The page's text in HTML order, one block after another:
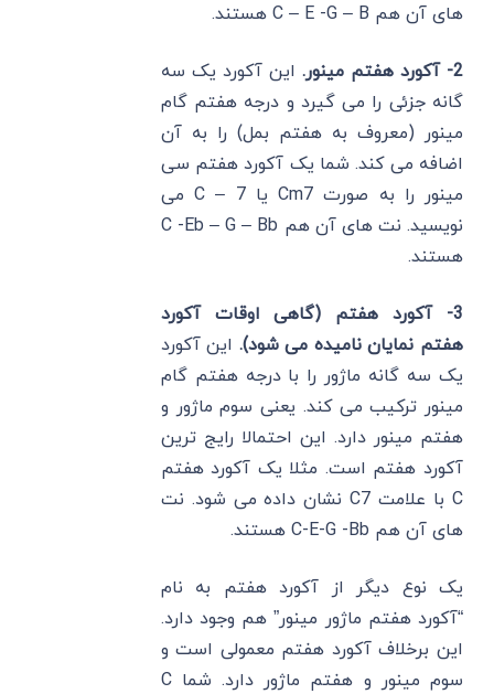
های آن هم C – E -G – B هستند.
2- آکورد هفتم مینور.
این آکورد یک سه
گانه جزئی را می گیرد و درجه هفتم گام
مینور (معروف به هفتم بمل) را به آن
اضافه می کند. شما یک آکورد هفتم سی
مینور را به صورت Cm7 یا C – 7 می
نویسید. نت های آن هم C -Eb – G – Bb
هستند.
3- آکورد هفتم (گاهی اوقات آکورد
هفتم نمایان نامیده می شود). این آکورد
یک سه گانه ماژور را با درجه هفتم گام
مینور ترکیب می کند. یعنی سوم ماژور و
هفتم مینور دارد. این احتمالا رایج‌ ترین
آکورد هفتم است. مثلا یک آکورد هفتم
C با علامت C7 نشان داده می شود. نت
های آن هم C-E-G -Bb هستند.
یک نوع دیگر از آکورد هفتم به نام
“آکورد هفتم ماژور مینور” هم وجود دارد.
این برخلاف آکورد هفتم معمولی است و
سوم مینور و هفتم ماژور دارد. شما C